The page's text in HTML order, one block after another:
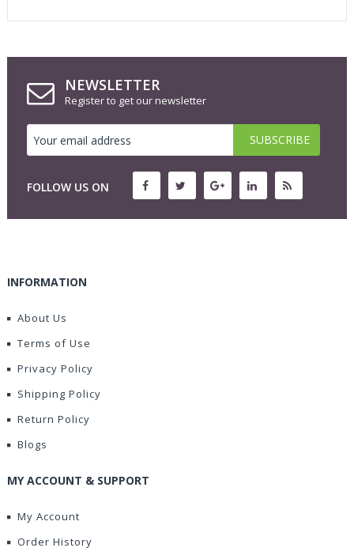
NEWSLETTER
Register to get our newsletter
FOLLOW US ON
INFORMATION
About Us
Terms of Use
Privacy Policy
Shipping Policy
Return Policy
Blogs
MY ACCOUNT & SUPPORT
My Account
Order History